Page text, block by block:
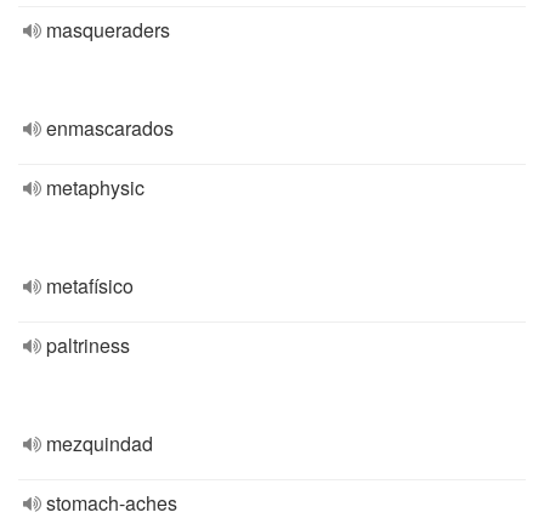
masqueraders
enmascarados
metaphysic
metafísico
paltriness
mezquindad
stomach-aches